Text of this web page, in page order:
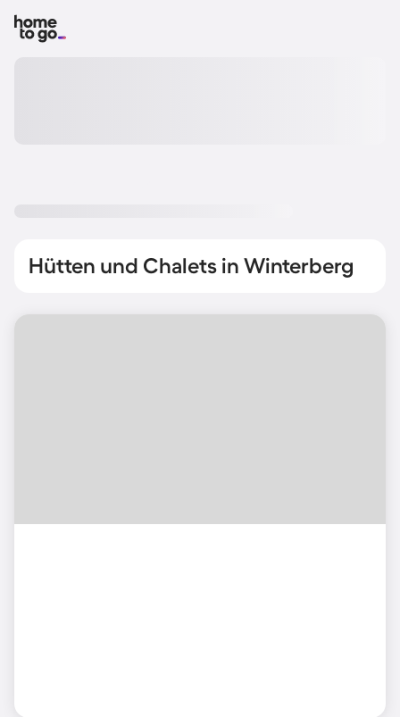
Hütten und Chalets in Winterberg